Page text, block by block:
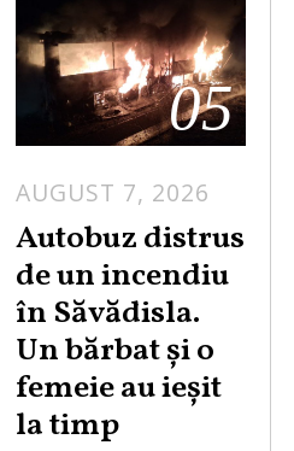
05
AUGUST 7, 2026
Autobuz distrus
de un incendiu
în Săvădisla.
Un bărbat și o
femeie au ieșit
la timp